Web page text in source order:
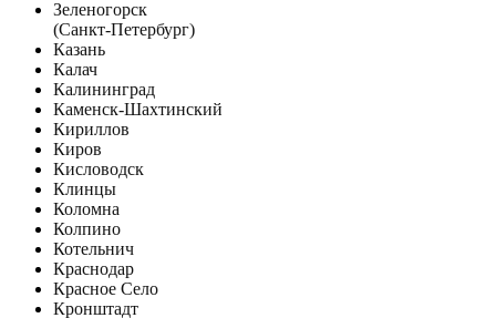
Зеленогорск
(Санкт-Петербург)
Казань
Калач
Калининград
Каменск-Шахтинский
Кириллов
Киров
Кисловодск
Клинцы
Коломна
Колпино
Котельнич
Краснодар
Красное Село
Кронштадт